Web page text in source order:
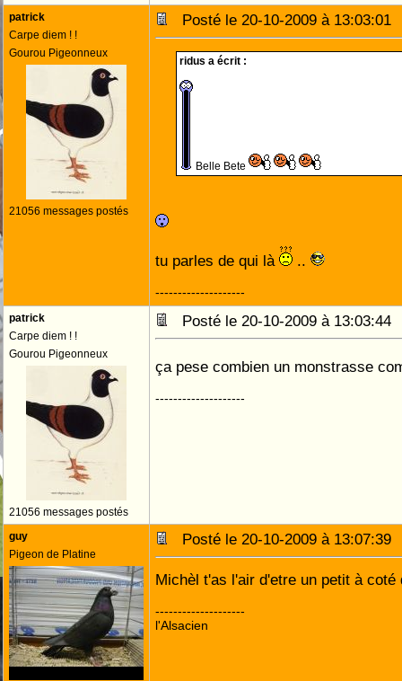
patrick
Carpe diem ! !
Gourou Pigeonneux
21056 messages postés
Posté le 20-10-2009 à
ridus a écrit :
Belle Bete
tu parles de qui là ..
--------------------
patrick
Carpe diem ! !
Gourou Pigeonneux
21056 messages postés
Posté le 20-10-2009 à
ça pese combien un monstrasse
--------------------
guy
Pigeon de Platine
Posté le 20-10-2009 à
Michèl t'as l'air d'etre un petit à
--------------------
l'Alsacien